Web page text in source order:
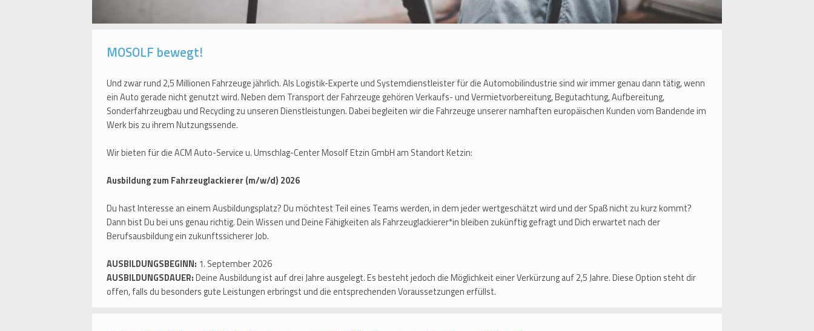
MOSOLF bewegt!
Und zwar rund 2,5 Millionen Fahrzeuge jährlich. Als Logistik-Experte und Systemdienstleister für die Automobilindustrie sind wir immer genau dann tätig, wenn
ein Auto gerade nicht genutzt wird. Neben dem Transport der Fahrzeuge gehören Verkaufs- und Vermietvorbereitung, Begutachtung, Aufbereitung,
Sonderfahrzeugbau und Recycling zu unseren Dienstleistungen. Dabei begleiten wir die Fahrzeuge unserer namhaften europäischen Kunden vom Bandende im
Werk bis zu ihrem Nutzungssende.
Wir bieten für die ACM Auto-Service u. Umschlag-Center Mosolf Etzin GmbH am Standort Ketzin:
Ausbildung zum Fahrzeuglackierer (m/w/d) 2026
Du hast Interesse an einem Ausbildungsplatz? Du möchtest Teil eines Teams werden, in dem jeder wertgeschätzt wird und der Spaß nicht zu kurz kommt?
Dann bist Du bei uns genau richtig. Dein Wissen und Deine Fähigkeiten als Fahrzeuglackierer*in bleiben zukünftig gefragt und Dich erwartet nach der
Berufsausbildung ein zukunftssicherer Job.
AUSBILDUNGSBEGINN: 1. September 2026
AUSBILDUNGSDAUER:Deine Ausbildung ist auf drei Jahre ausgelegt. Es besteht jedoch die Möglichkeit einer Verkürzung auf 2,5 Jahre. Diese Option steht dir
offen, falls du besonders gute Leistungen erbringst und die entsprechenden Voraussetzungen erfüllst.